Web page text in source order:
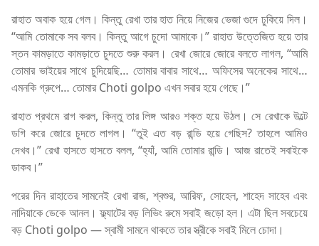
রাহাত অবাক হয়ে গেল। কিন্তু রেখা তার হাত নিয়ে নিজের ভেজা গুদে ঢুকিয়ে দিল।
“আমি তোমাকে সব বলব। কিন্তু আগে চুদো আমাকে।” রাহাত উত্তেজিত হয়ে তার
স্তন কামড়াতে কামড়াতে চুদতে শুরু করল। রেখা জোরে জোরে বলতে লাগল, “আমি
তোমার ভাইয়ের সাথে চুদিয়েছি… তোমার বাবার সাথে… অফিসের অনেকের সাথে…
এমনকি গ্রুপে… তোমার Choti golpo এখন সবার হয়ে গেছে।”
রাহাত প্রথমে রাগ করল, কিন্তু তার লিঙ্গ আরও শক্ত হয়ে উঠল। সে রেখাকে উল্টে
ডগি করে জোরে চুদতে লাগল। “তুই এত বড় রান্ডি হয়ে গেছিস? তাহলে আমিও
দেখব।” রেখা হাসতে হাসতে বলল, “হ্যাঁ, আমি তোমার রান্ডি। আজ রাতেই সবাইকে
ডাকব।”
পরের দিন রাহাতের সামনেই রেখা রাজ, শ্বশুর, আরিফ, সোহেল, শাহেদ সাহেব এবং
নাদিয়াকে ডেকে আনল। ফ্ল্যাটের বড় লিভিং রুমে সবাই জড়ো হল। এটা ছিল সবচেয়ে
বড় Choti golpo — স্বামী সামনে থাকতে তার স্ত্রীকে সবাই মিলে চোদা।